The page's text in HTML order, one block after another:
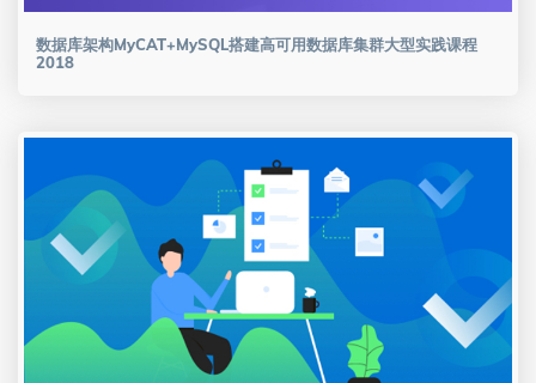
数据库架构MyCAT+MySQL搭建高可用数据库集群大型实践课程
2018